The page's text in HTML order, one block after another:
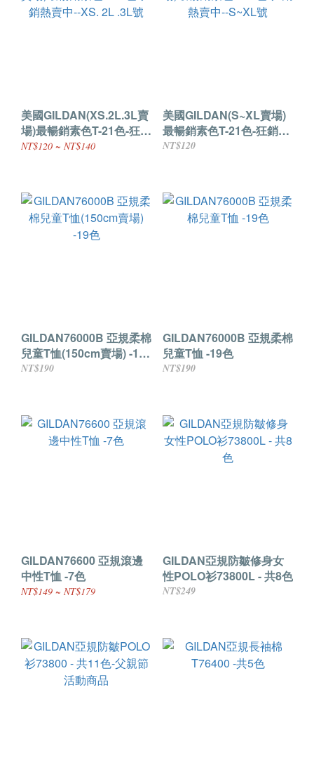
美國GILDAN(XS.2L.3L賣
場)最暢銷素色T-21色-狂銷
熱賣中--XS. 2L .3L號
NT$120 ~ NT$140
美國GILDAN(S~XL賣場)
最暢銷素色T-21色-狂銷熱
賣中--S~XL號
NT$120
GILDAN76000B 亞規柔棉
兒童T恤(150cm賣場) -19
色
NT$190
GILDAN76000B 亞規柔棉
兒童T恤 -19色
NT$190
GILDAN76600 亞規滾邊
中性T恤 -7色
NT$149 ~ NT$179
GILDAN亞規防皺修身女
性POLO衫73800L - 共8色
NT$249